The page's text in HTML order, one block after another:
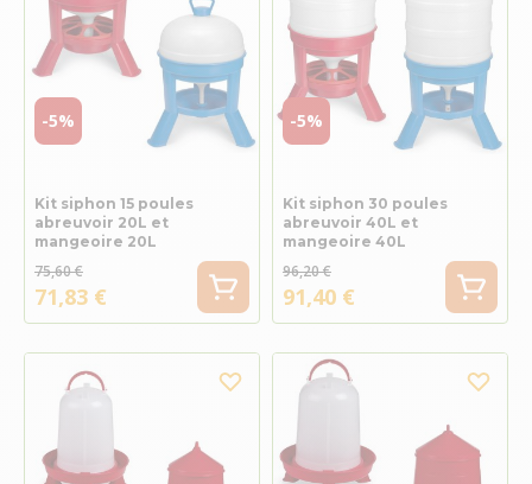
-5%
Kit siphon 15 poules
abreuvoir 20L et
mangeoire 20L
75,60 €
71,83 €
-5%
Kit siphon 30 poules
abreuvoir 40L et
mangeoire 40L
96,20 €
91,40 €